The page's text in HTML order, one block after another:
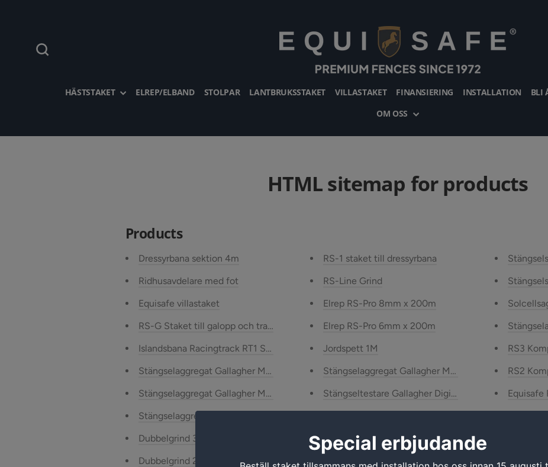
HÄSTSTAKET ELREP/ELBAND STOLPAR LANTBRUKSSTAKET VILLASTAKET FINANSIERING INSTALLATION BLI
OM OSS
HTML sitemap for products
Products
Dressyrbana sektion 4m
Ridhusavdelare med fot
Equisafe villastaket
RS-G Staket till galopp och travbana
Islandsbana Racingtrack RT1 Staket för ovalbana
Stängselaggregat Gallagher MBS1000i Multi Power aggregat
Stängselaggregat Gallagher M160 Aggregat (230 V)
Stängselaggregat Gallagher M650 Aggregat (230 V)
Dubbelgrind 3-6m extra bred
Dubbelgrind 2,6m
RS-1 staket till dressyrbana
RS-Line Grind
Elrep RS-Pro 8mm x 200m
Elrep RS-Pro 6mm x 200m
Jordspett 1M
Stängselaggregat Gallagher M550 Aggregat (230 V)
Stängseltestare Gallagher Digital
E65 Basic Hörn & Grindstolpe
Elband RS-Pro 40mm x 200m
RS3
RS2
Equisafe
Equisafe